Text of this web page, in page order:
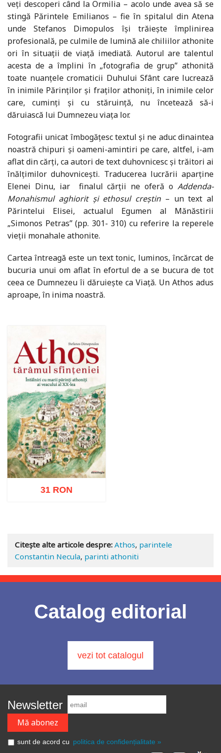
veți descoperi când la Ormilia – acolo unde avea să se
stingă Părintele Emilianos – fie în spitalul din Atena
unde Stefanos Dimopulos își trăiește împlinirea
profesională, pe culmile de lumină ale chiliilor athonite
ori în situații de viață imediată. Autorul are talentul
acesta de a împlini în „fotografia de grup” athonită
toate nuanțele cromaticii Duhului Sfânt care lucrează
în inimile Părinților și fraților athoniți, în inimile celor
care, cuminți și cu stăruință, nu încetează să-i
dăruiască lui Dumnezeu viața lor.
Fotografii unicat îmbogățesc textul și ne aduc dinaintea
noastră chipuri și oameni-amintiri pe care, altfel, i-am
aflat din cărți, ca autori de text duhovnicesc și trăitori ai
înălțimilor duhovnicești. Traducerea lucrării aparține
Elenei Dinu, iar finalul cărții ne oferă o Addenda-
Monahismul aghiorit și ethosul creștin – un text al
Părintelui Elisei, actualul Egumen al Mănăstirii
„Simonos Petras” (pp. 301- 310) cu referire la reperele
vieții monahale athonite.
Cartea întreagă este un text tonic, luminos, încărcat de
bucuria unui om aflat în efortul de a se bucura de tot
ceea ce Dumnezeu îi dăruiește ca Viață. Un Athos adus
aproape, în inima noastră.
31 RON
Citește alte articole despre: Athos, parintele
Constantin Necula, parinti athoniti
Catalog editorial
vezi tot catalogul
Newsletter
sunt de acord cu politica de confidențialitate »